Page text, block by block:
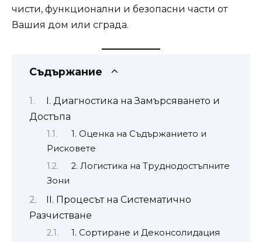
чисти, функционални и безопасни части от
Вашия дом или сграда.
Съдържание
I. Диагностика на Замърсяването и
Достъпа
1. Оценка на Съдържанието и
Рисковете
2. Логистика на Труднодостъпните
Зони
II. Процесът на Систематично
Разчистване
1. Сортиране и Деконсолидация